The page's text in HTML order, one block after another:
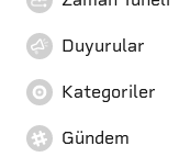
Duyurular
Kategoriler
Gündem